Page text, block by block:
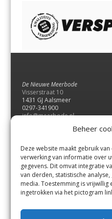
Beheer
Deze website maakt gebruik
verwerking van informatie over
gegevens. Dit omvat integratie
van derden, statistische
media. Toestemming is
ingetrokken via het pictogram
De Nieuwe Meerbode
Visserstraat 10
1431 GJ Aalsmeer
0297-341900
info@meerbode.nl